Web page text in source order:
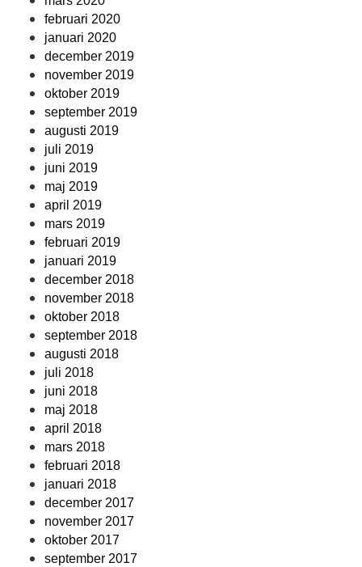
februari 2020
januari 2020
december 2019
november 2019
oktober 2019
september 2019
augusti 2019
juli 2019
juni 2019
maj 2019
april 2019
mars 2019
februari 2019
januari 2019
december 2018
november 2018
oktober 2018
september 2018
augusti 2018
juli 2018
juni 2018
maj 2018
april 2018
mars 2018
februari 2018
januari 2018
december 2017
november 2017
oktober 2017
september 2017